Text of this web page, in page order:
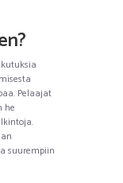
Pelaajat
he
suurempiin